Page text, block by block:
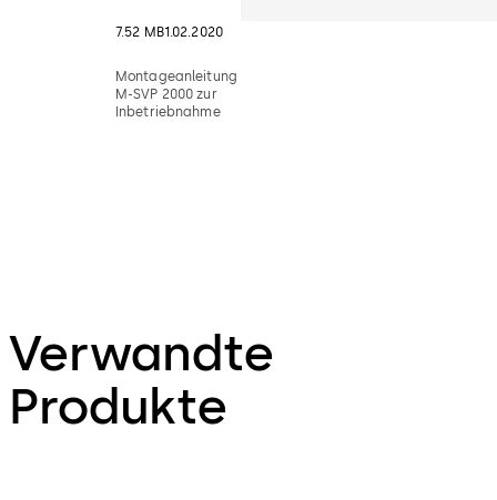
7.52 MB1.02.2020
Montageanleitung
M-SVP 2000 zur
Inbetriebnahme
Verwandte
Produkte